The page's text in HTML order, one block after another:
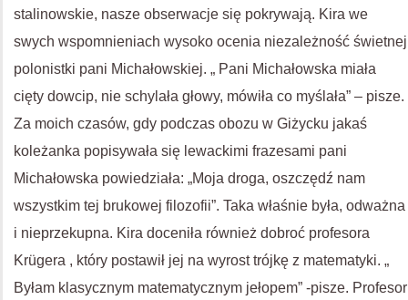
stalinowskie, nasze obserwacje się pokrywają. Kira we
swych wspomnieniach wysoko ocenia niezależność świetnej
polonistki pani Michałowskiej. „ Pani Michałowska miała
cięty dowcip, nie schylała głowy, mówiła co myślała” – pisze.
Za moich czasów, gdy podczas obozu w Giżycku jakaś
koleżanka popisywała się lewackimi frazesami pani
Michałowska powiedziała: „Moja droga, oszczędź nam
wszystkim tej brukowej filozofii”. Taka właśnie była, odważna
i nieprzekupna. Kira doceniła również dobroć profesora
Krügera , który postawił jej na wyrost trójkę z matematyki. „
Byłam klasycznym matematycznym jełopem” -pisze. Profesor